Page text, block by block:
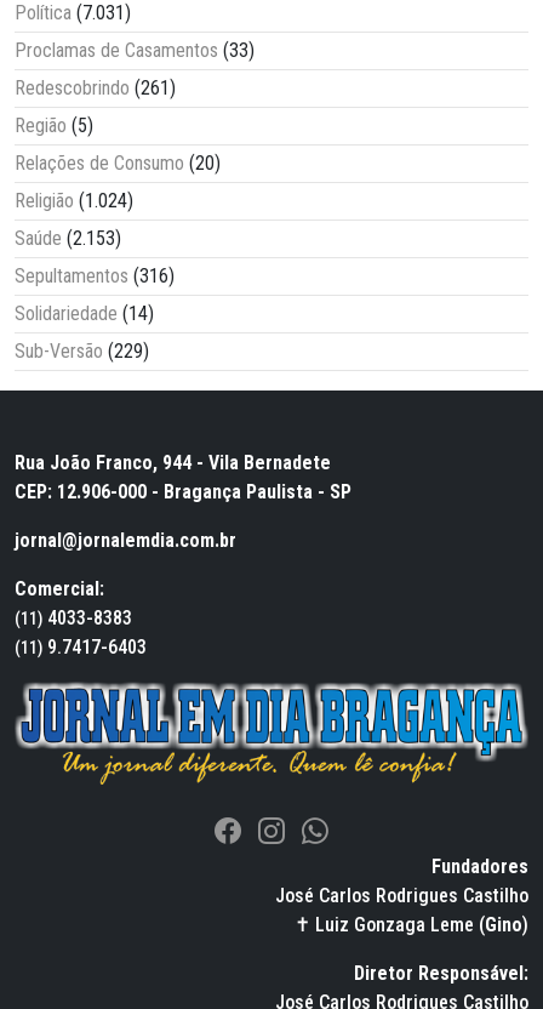
Política (7.031)
Proclamas de Casamentos (33)
Redescobrindo (261)
Região (5)
Relações de Consumo (20)
Religião (1.024)
Saúde (2.153)
Sepultamentos (316)
Solidariedade (14)
Sub-Versão (229)
Rua João Franco, 944 - Vila Bernadete
CEP: 12.906-000 - Bragança Paulista - SP
jornal@jornalemdia.com.br
Comercial:
(11) 4033-8383
(11) 9.7417-6403
Fundadores
José Carlos Rodrigues Castilho
✝ Luiz Gonzaga Leme (Gino)
Diretor Responsável:
José Carlos Rodrigues Castilho